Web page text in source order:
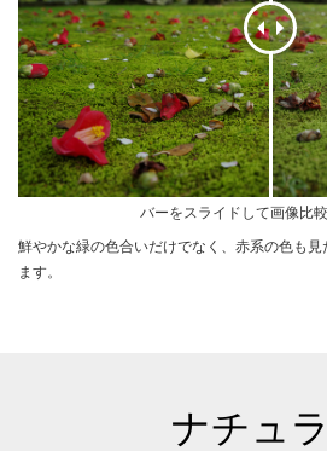
バーをスライドして画像比
鮮やかな緑の色合いだけでなく、赤系の色も見
ます。
ナチュ